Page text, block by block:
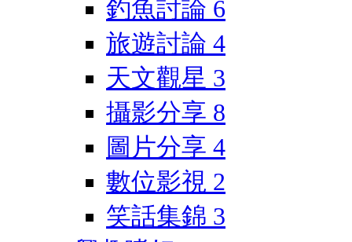
釣魚討論 6
旅遊討論 4
天文觀星 3
攝影分享 8
圖片分享 4
數位影視 2
笑話集錦 3